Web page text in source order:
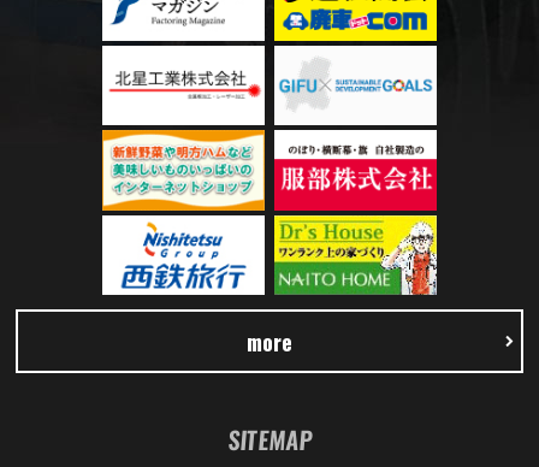
more
SITEMAP